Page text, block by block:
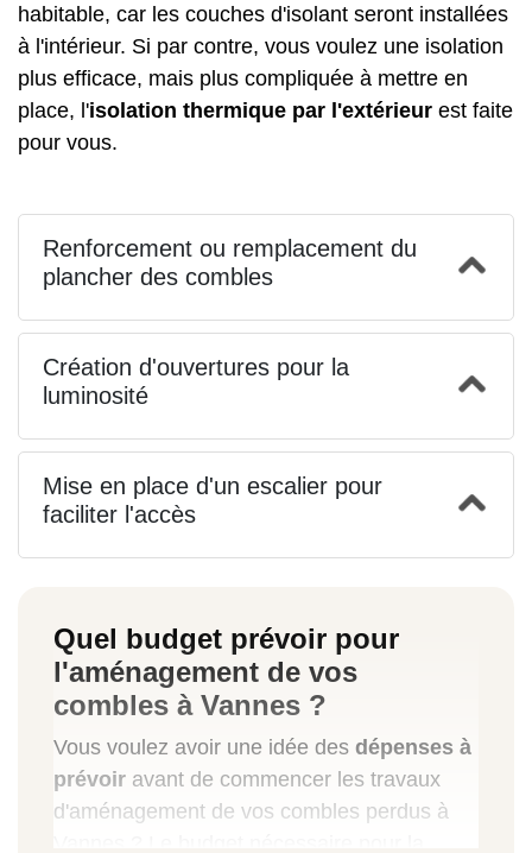
habitable, car les couches d'isolant seront installées
à l'intérieur. Si par contre, vous voulez une isolation
plus efficace, mais plus compliquée à mettre en
place, l'isolation thermique par l'extérieur est faite
pour vous.
Renforcement ou remplacement du
plancher des combles
Création d'ouvertures pour la
luminosité
Mise en place d'un escalier pour
faciliter l'accès
Quel budget prévoir pour
l'aménagement de vos
combles à Vannes ?
Vous voulez avoir une idée des dépenses à
prévoir avant de commencer les travaux
d'aménagement de vos combles perdus à